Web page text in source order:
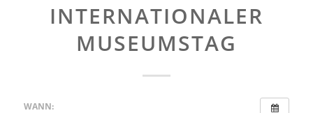
INTERNATIONALER
MUSEUMSTAG
WANN: